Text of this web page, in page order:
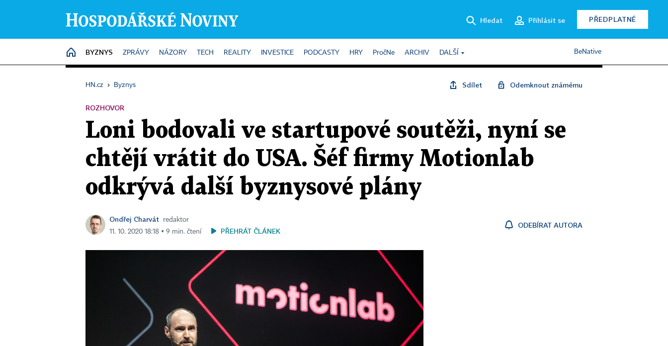
Hledat Přihlásit se PŘEDPLATNÉ
HOME
BYZNYS ZPRÁVY NÁZORY TECH REALITY INVESTICE PODCASTY HRY PročNe ARCHIV DALŠÍ BeNative
HN.cz › Byznys Sdílet Odemknout známému
ROZHOVOR
Loni bodovali ve startupové soutěži, nyní se
chtějí vrátit do USA. Šéf firmy Motionlab
odkrývá další byznysové plány
Ondřej Charvát
redaktor
11. 10. 2020 18:18 ▪ 9 min. čtení
PŘEHRÁT ČLÁNEK
ODEBÍRAT AUTORA